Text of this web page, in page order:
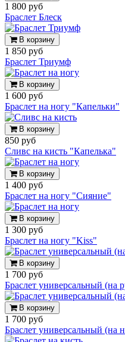
1 800 руб
Браслет Блеск
В корзину
1 850 руб
Браслет Триумф
В корзину
1 600 руб
Браслет на ногу "Капельки"
В корзину
850 руб
Сливс на кисть "Капелька"
В корзину
1 400 руб
Браслет на ногу "Сияние"
В корзину
1 300 руб
Браслет на ногу "Kiss"
В корзину
1 700 руб
Браслет универсальный (на
В корзину
1 700 руб
Браслет универсальный (на